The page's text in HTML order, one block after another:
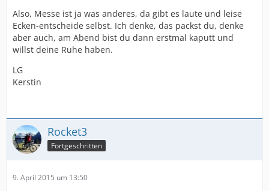
Also, Messe ist ja was anderes, da gibt es laute und leise
Ecken-entscheide selbst. Ich denke, das packst du, denke
aber auch, am Abend bist du dann erstmal kaputt und
willst deine Ruhe haben.
LG
Kerstin
Rocket3
Fortgeschritten
9. April 2015 um 13:50